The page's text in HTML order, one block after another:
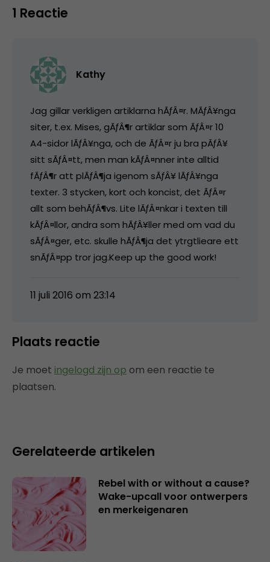
1 Reactie
Kathy
Jag gillar verkligen artiklarna hÃƒÂ¤r. MÃƒÂ¥nga
siter, t.ex. Mises, gÃƒÂ¶r artiklar som ÃƒÂ¤r 10
A4-sidor lÃƒÂ¥nga, och de ÃƒÂ¤r ju bra pÃƒÂ¥
sitt sÃƒÂ¤tt, men man kÃƒÂ¤nner inte alltid
fÃƒÂ¶r att plÃƒÂ¶ja igenom sÃƒÂ¥ lÃƒÂ¥nga
texter. 3 stycken, kort och koncist, det ÃƒÂ¤r
allt som behÃƒÂ¶vs. Lite lÃƒÂ¤nkar i texten till
kÃƒÂ¤llor, andra som hÃƒÂ¥ller med om vad du
sÃƒÂ¤ger, etc. skulle hÃƒÂ¶ja det ytrgtlieare ett
snÃƒÂ¤pp tror jag.Keep up the good work!
11 juli 2016 om 23:14
Plaats reactie
Je moet ingelogd zijn op om een reactie te
plaatsen.
Gerelateerde artikelen
Rebel with or without a cause?
Wake-upcall voor ontwerpers
en merkeigenaren